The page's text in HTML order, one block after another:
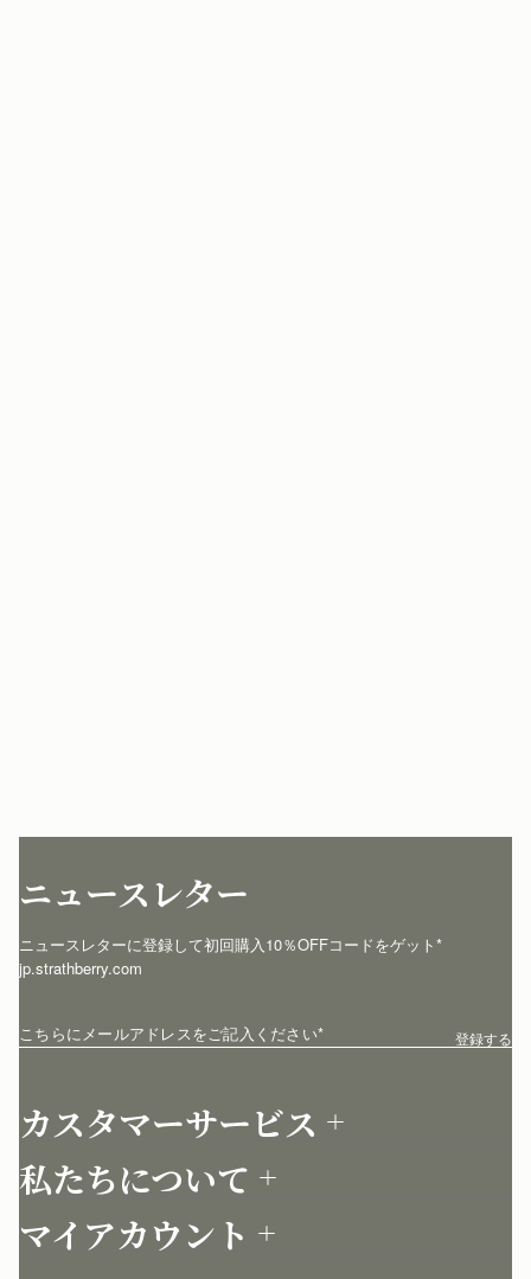
カスタマーサービス
配送について
よくあるご質問
私たちについて
ストラスベリーについて
マイアカウント
ニュースレター
ニュースレターに登録して初回購入10％OFFコードをゲット*
jp.strathberry.com
こちらにメールアドレスをご記入ください* 登録する